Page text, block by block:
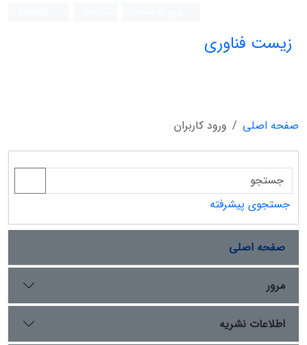
زیست فناوری
صفحه اصلی ورود کاربران
جستجوی پیشرفته
صفحه اصلی
مرور
اطلاعات نشریه